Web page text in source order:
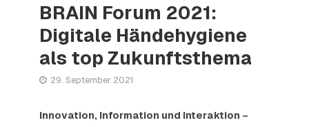
BRAIN Forum 2021:
Digitale Händehygiene
als top Zukunftsthema
29. September 2021
Innovation, Information und Interaktion –